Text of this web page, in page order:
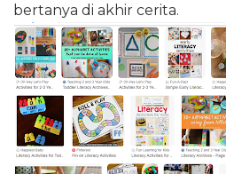
bertanya di akhir cerita.